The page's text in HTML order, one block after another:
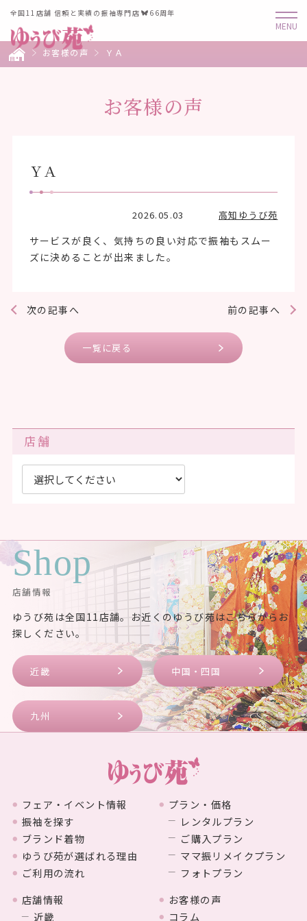
全国11店舗 信頼と実績の振袖専門店 66周年
お客様の声 ＹＡ
お客様の声
ＹＡ
2026.05.03 高知ゆうび苑
サービスが良く、気持ちの良い対応で振袖もスムー
ズに決めることが出来ました。
前の記事へ
次の記事へ
一覧に戻る
店舗
Shop
店舗情報
ゆうび苑は全国11店舗。お近くのゆうび苑はこちらからお
探しください。
近畿 中国・四国
九州
フェア・イベント情報
振袖を探す
ブランド着物
ゆうび苑が選ばれる理由
ご利用の流れ
プラン・価格
レンタルプラン
ご購入プラン
ママ振リメイクプラン
フォトプラン
店舗情報
近畿
お客様の声
コラム